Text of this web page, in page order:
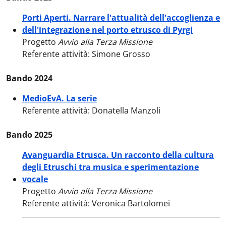
Porti Aperti. Narrare l'attualità dell'accoglienza e
dell'integrazione nel porto etrusco di Pyrgi
Progetto Avvio alla Terza Missione
Referente attività: Simone Grosso
Bando 2024
MedioEvA. La serie
Referente attività: Donatella Manzoli
Bando 2025
Avanguardia Etrusca. Un racconto della cultura
degli Etruschi tra musica e sperimentazione
vocale
Progetto Avvio alla Terza Missione
Referente attività: Veronica Bartolomei